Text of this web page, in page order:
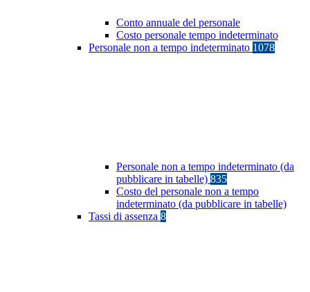
Conto annuale del personale
Costo personale tempo indeterminato
Personale non a tempo indeterminato 1078
Personale non a tempo indeterminato (da
pubblicare in tabelle) 835
Costo del personale non a tempo
indeterminato (da pubblicare in tabelle)
Tassi di assenza 8